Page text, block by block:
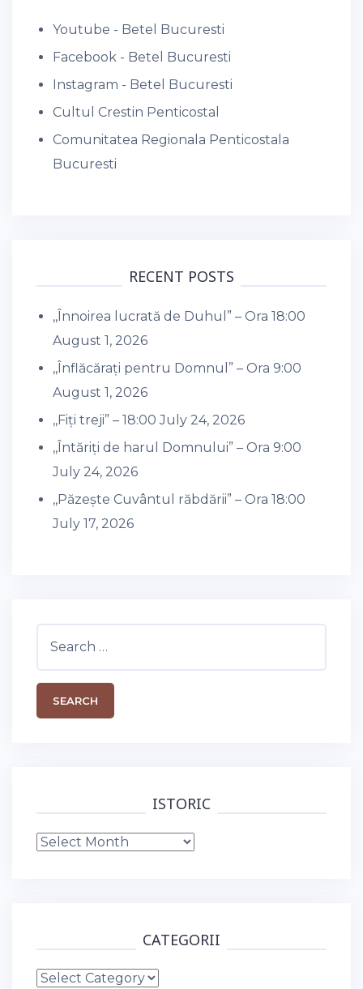
Youtube - Betel Bucuresti
Facebook - Betel Bucuresti
Instagram - Betel Bucuresti
Cultul Crestin Penticostal
Comunitatea Regionala Penticostala
Bucuresti
RECENT POSTS
,,Înnoirea lucrată de Duhul” – Ora 18:00
August 1, 2026
,,Înflăcărați pentru Domnul” – Ora 9:00
August 1, 2026
,,Fiți treji” – 18:00 July 24, 2026
,,Întăriți de harul Domnului” – Ora 9:00
July 24, 2026
,,Păzește Cuvântul răbdării” – Ora 18:00
July 17, 2026
ISTORIC
Istoric
CATEGORII
Categorii